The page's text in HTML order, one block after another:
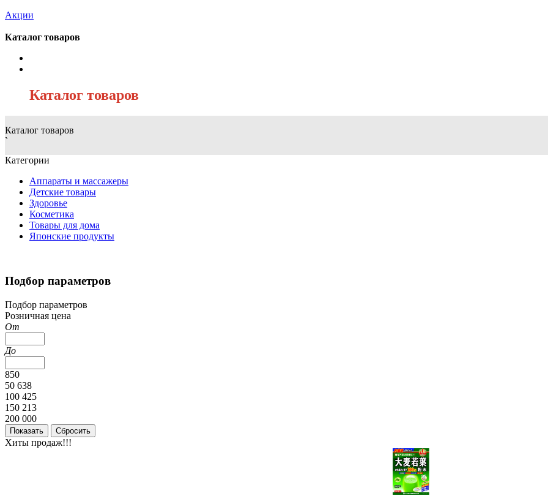
Акции
Каталог товаров
Каталог товаров
Каталог товаров
`
Категории
Аппараты и массажеры
Детские товары
Здоровье
Косметика
Товары для дома
Японские продукты
Подбор параметров
Подбор параметров
Розничная цена
От
До
850
50 638
100 425
150 213
200 000
Хиты продаж!!!